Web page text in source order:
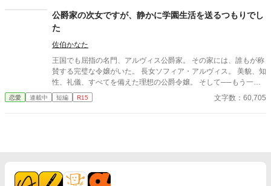
かと思います。 楽しんでいただけたら嬉しいです。 よろしくお願
いいたします。 ＊本作品の無断転載・AI学習への利用を禁止しま
す。
公爵家の次女ですが、静かに学園生活を送るつもりでし
た
佐伯かなた
王国でも屈指の名門、アルヴィス公爵家。 その家には、誰もが称
賛する完璧な令嬢がいた。 長女ソフィア・アルヴィス。 美貌、知
性、礼儀、すべてを備えた理想の公爵令嬢。 そして──もう一
人。 妹、レーネ・アルヴィス。 社交界ではほとんど名前も出な
い、影の薄い次女。 姉ほど目立つわけでもなく、社交の中心にい
会で評価を覆していく物語。
恋愛 連載中 短編 R15 文字数：60,705